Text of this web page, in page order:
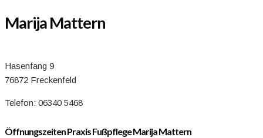
Marija Mattern
Hasenfang 9
76872 Freckenfeld
Telefon: 06340 5468
Öffnungszeiten Praxis Fußpflege Marija Mattern